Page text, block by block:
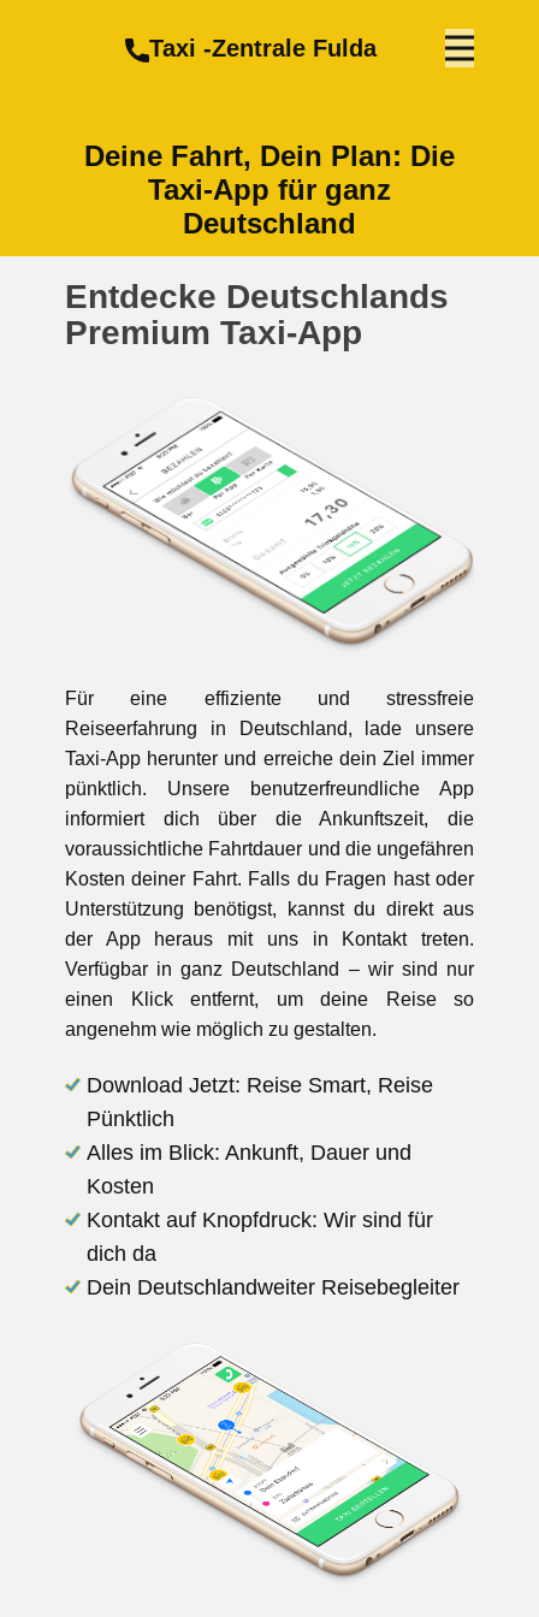
Taxi -Zentrale Fulda
Deine Fahrt, Dein Plan: Die
Taxi-App für ganz
Deutschland
Entdecke Deutschlands
Premium Taxi-App
Für eine effiziente und stressfreie
Reiseerfahrung in Deutschland, lade unsere
Taxi-App herunter und erreiche dein Ziel immer
pünktlich. Unsere benutzerfreundliche App
informiert dich über die Ankunftszeit, die
voraussichtliche Fahrtdauer und die ungefähren
Kosten deiner Fahrt. Falls du Fragen hast oder
Unterstützung benötigst, kannst du direkt aus
der App heraus mit uns in Kontakt treten.
Verfügbar in ganz Deutschland – wir sind nur
einen Klick entfernt, um deine Reise so
angenehm wie möglich zu gestalten.
Download Jetzt: Reise Smart, Reise
Pünktlich
Alles im Blick: Ankunft, Dauer und
Kosten
Kontakt auf Knopfdruck: Wir sind für
dich da
Dein Deutschlandweiter Reisebegleiter